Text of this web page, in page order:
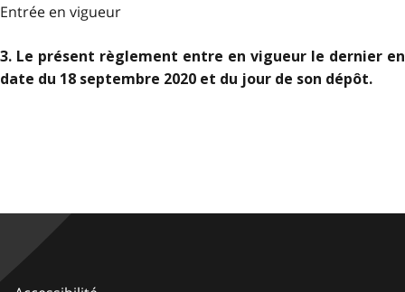
Entrée en vigueur
3. Le présent règlement entre en vigueur le dernier en
date du 18 septembre 2020 et du jour de son dépôt.